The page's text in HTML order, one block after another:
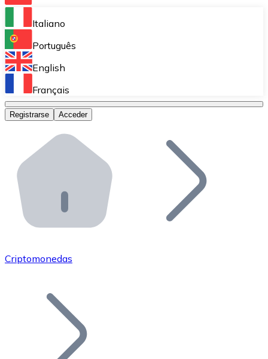
Bitnovo Ramp
Integra nuestra solución en tu plataforma.
Bitnovo Giftcards
Bitnovo OTC
Bitnovo ATM
Integra un ATM Bitnovo en tu negocio y permite que
Bitnovo API
Integra nuestra API en tu ecosistema.
Únete a nuestra red de distribuidores.
Añade tu proyecto a nuestro ecosistema.
Italiano
Português
English
Français
Registrarse Acceder
Criptomonedas